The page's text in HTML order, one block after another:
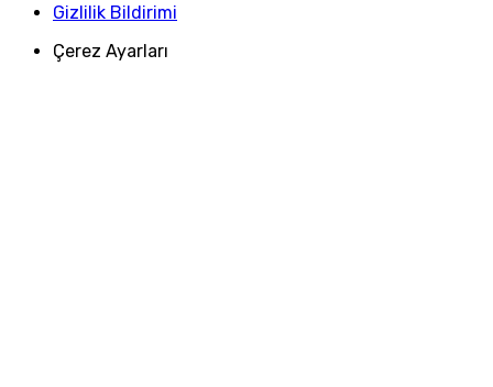
Gizlilik Bildirimi
Çerez Ayarları